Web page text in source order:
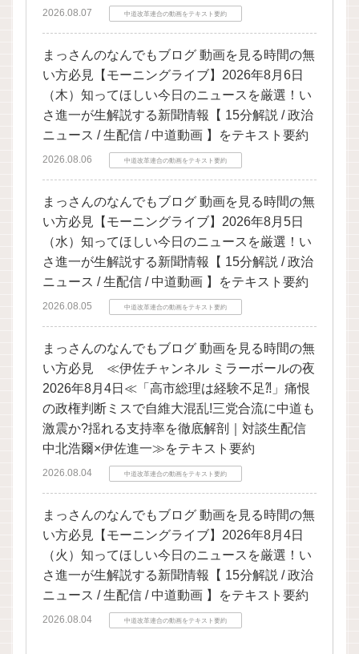
2026.08.07 中道改革連合の動画をテキスト要約
まっさんのなんでもブログ 動画を見る時間の無
い方必見【モーニングライブ】2026年8月6日
（木）知ってほしい今日のニュースを厳選！い
さ進一が生解説する新聞情報【 15分解説 / 政治
ニュース / 生配信 / 中道動画 】をテキスト要約
2026.08.06 中道改革連合の動画をテキスト要約
まっさんのなんでもブログ 動画を見る時間の無
い方必見【モーニングライブ】2026年8月5日
（水）知ってほしい今日のニュースを厳選！い
さ進一が生解説する新聞情報【 15分解説 / 政治
ニュース / 生配信 / 中道動画 】をテキスト要約
2026.08.05 中道改革連合の動画をテキスト要約
まっさんのなんでもブログ 動画を見る時間の無
い方必見 ≪伊佐チャンネル ミラーボールの夜
2026年8月4日≪「高市総理は経験不足⁈」痛恨
の政権判断ミスで自維大混乱!三党合流に中道も
激震か?揺れる支持率を徹底解剖｜対談生配信
中北浩爾×伊佐進一≫をテキスト要約
2026.08.04 中道改革連合の動画をテキスト要約
まっさんのなんでもブログ 動画を見る時間の無
い方必見【モーニングライブ】2026年8月4日
（火）知ってほしい今日のニュースを厳選！い
さ進一が生解説する新聞情報【 15分解説 / 政治
ニュース / 生配信 / 中道動画 】をテキスト要約
2026.08.04 中道改革連合の動画をテキスト要約